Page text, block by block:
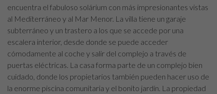
encuentra el fabuloso solárium con más impresionantes vistas
al Mediterráneo y al Mar Menor. La villa tiene un garaje
subterráneo y un trastero a los que se accede por una
escalera interior, desde donde se puede acceder
cómodamente al coche y salir del complejo a través de
puertas eléctricas. La casa forma parte de un complejo bien
cuidado, donde los propietarios también pueden hacer uso de
la enorme piscina comunitaria y el bonito jardín. La propiedad